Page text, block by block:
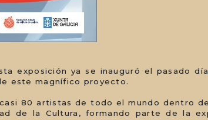
exposición ya se inauguró el pasado
este magnífico proyecto.
80 artistas de todo el mundo dentro
de la Cultura, formando parte de la